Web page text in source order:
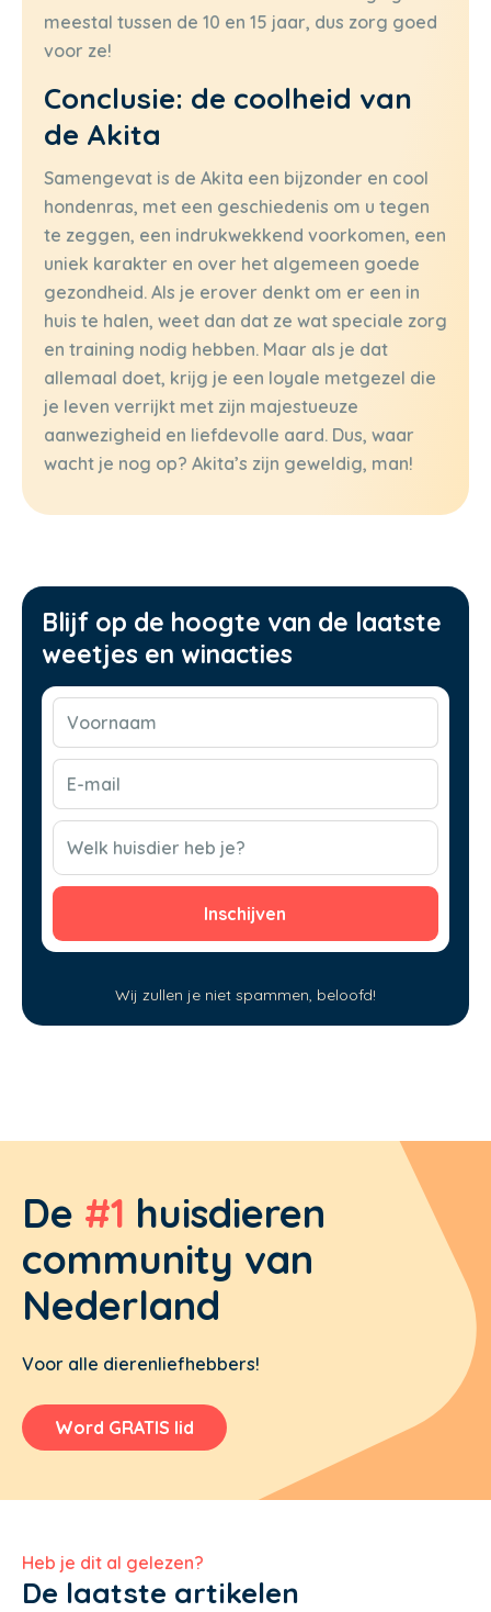
meestal tussen de 10 en 15 jaar, dus zorg goed
voor ze!
Conclusie: de coolheid van
de Akita
Samengevat is de Akita een bijzonder en cool
hondenras, met een geschiedenis om u tegen
te zeggen, een indrukwekkend voorkomen, een
uniek karakter en over het algemeen goede
gezondheid. Als je erover denkt om er een in
huis te halen, weet dan dat ze wat speciale zorg
en training nodig hebben. Maar als je dat
allemaal doet, krijg je een loyale metgezel die
je leven verrijkt met zijn majestueuze
aanwezigheid en liefdevolle aard. Dus, waar
wacht je nog op? Akita’s zijn geweldig, man!
Blijf op de hoogte van de laatste
weetjes en winacties
Voornaam
(Vereist)
E-
mail
(Vereist)
CAPTCHA
Welk huisdier heb je?
Wij zullen je niet spammen, beloofd!
De #1 huisdieren
community van
Nederland
Voor alle dierenliefhebbers!
Word GRATIS lid
Heb je dit al gelezen?
De laatste artikelen